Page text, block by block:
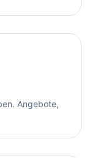
Angebote,